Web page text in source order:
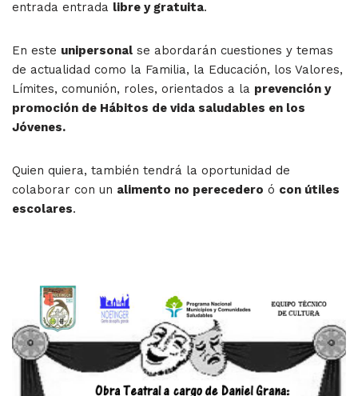
entrada entrada libre y gratuita.
En este unipersonal se abordarán cuestiones y temas
de actualidad como la Familia, la Educación, los Valores,
Límites, comunión, roles, orientados a la prevención y
promoción de Hábitos de vida saludables en los
Jóvenes.
Quien quiera, también tendrá la oportunidad de
colaborar con un alimento no perecedero ó con útiles
escolares.